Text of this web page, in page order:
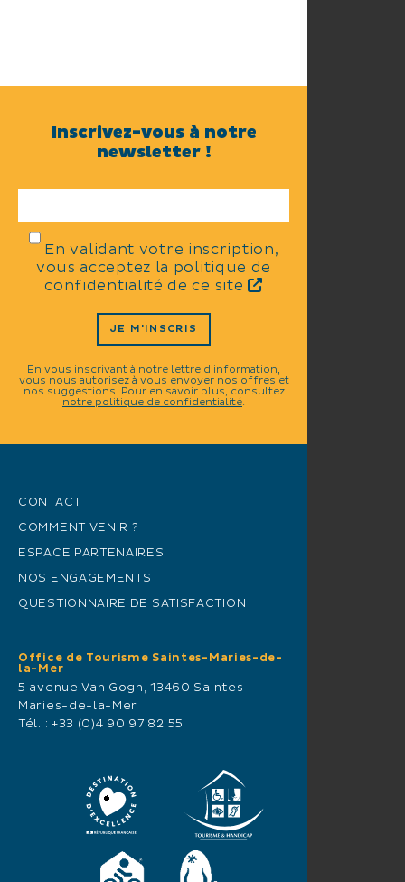
Inscrivez-vous à notre
newsletter !
En validant votre inscription,
vous acceptez la politique de
confidentialité de ce site
JE M'INSCRIS
En vous inscrivant à notre lettre d'information,
vous nous autorisez à vous envoyer nos offres et
nos suggestions. Pour en savoir plus, consultez
notre politique de confidentialité.
CONTACT
COMMENT VENIR ?
ESPACE PARTENAIRES
NOS ENGAGEMENTS
QUESTIONNAIRE DE SATISFACTION
Office de Tourisme Saintes-Maries-de-
la-Mer
5 avenue Van Gogh, 13460 Saintes-
Maries-de-la-Mer
Tél. : +33 (0)4 90 97 82 55